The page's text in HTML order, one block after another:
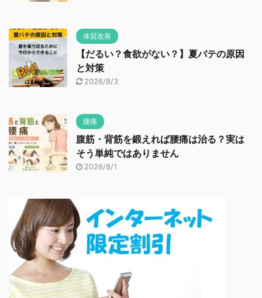
体質改善
【だるい？食欲がない？】夏バテの原因
と対策
2026/8/3
腰痛
腹筋・背筋を鍛えれば腰痛は治る？実は
そう単純ではありません
2026/8/1